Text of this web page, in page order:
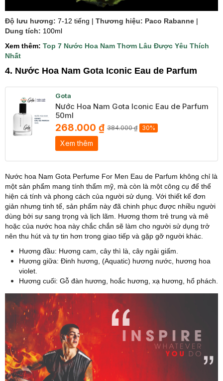
Độ lưu hương: 7-12 tiếng | Thương hiệu: Paco Rabanne |
Dung tích: 100ml
Xem thêm: Top 7 Nước Hoa Nam Thơm Lâu Được Yêu Thích
Nhất
4. Nước Hoa Nam Gota Iconic Eau de Parfum
Gota
Nước Hoa Nam Gota Iconic Eau de Parfum
50ml
268.000 ₫ 384.000 ₫ 30%
Xem thêm
Nước hoa Nam Gota Perfume For Men Eau de Parfum không chỉ là
một sản phẩm mang tính thẩm mỹ, mà còn là một công cụ để thể
hiện cá tính và phong cách của người sử dụng. Với thiết kế đơn
giản nhưng tinh tế, sản phẩm này đã chinh phục được nhiều người
dùng bởi sự sang trọng và lịch lãm. Hương thơm trẻ trung và mê
hoặc của nước hoa này chắc chắn sẽ làm cho người sử dụng trở
nên thu hút và tự tin hơn trong giao tiếp và gặp gỡ người khác.
Hương đầu: Hương cam, cây thì là, cây ngải giấm.
Hương giữa: Đinh hương, (Aquatic) hương nước, hương hoa
violet.
Hương cuối: Gỗ đàn hương, hoắc hương, xạ hương, hổ phách.